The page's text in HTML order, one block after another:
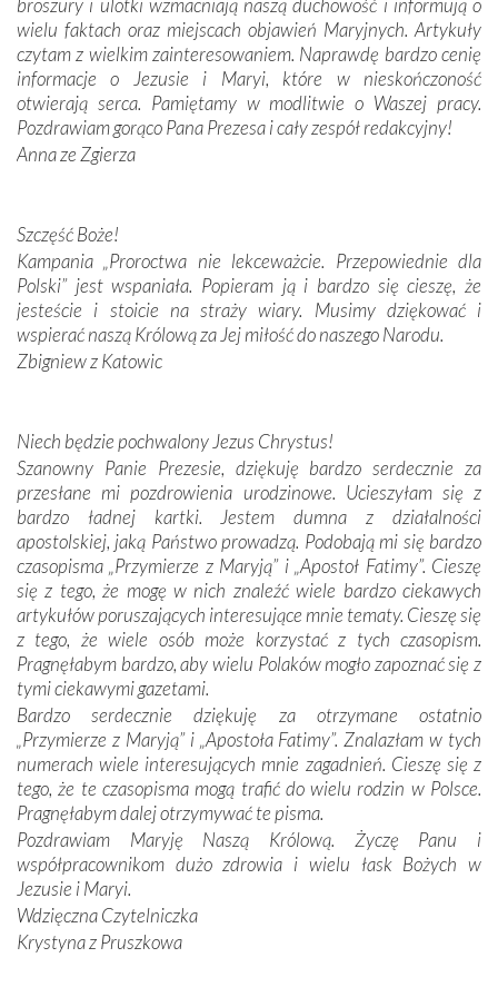
Podążyliśmy też śladami fatimskich wizjonerów – Łucji
dos Santos oraz świętych Hiacynty i Franciszka Marto.
Modliliśmy się przy ich grobach. Odprawiliśmy Drogę
Krzyżową w ich rodzinnych stronach, odwiedziliśmy
domy, w których żyli.
W miejscu objawień Matki Bożej zapaliliśmy świece
Podczas tej kilkudniowej wyprawy na każdym kroku
spotykaliśmy się z serdeczną otwartością
Portugalczyków. Podziwialiśmy ich ludową sztukę i
zwyczaje. Mimo że nasze kraje są od siebie bardzo
oddalone, w żaden sposób nie czuliśmy się obco.
Sprawiła to oczywiście sama Matka Boża, ale też
kulturowa bliskość biorąca swój początek w naszej
mieliśmy okazję przekonać się, że Maryja swoją opieką
otacza nie tylko nasz naród, lecz wszystkie nacje, które
się Jej ufnie oddają, a także każdą osobę, która zawierza
Jej siebie oraz swych bliskich.
Dzieje Portugalii to również historia wierności Bogu i
odstępstw, także w życiu władców. Trudne momenty w
wymiarze tak osobistym, jak i zbiorowym, przypominają o
konieczności ciągłego zabiegania o własną duszę i o łaskę
Opatrzności. Wierność przynosi pomyślność –
przynajmniej w życiu duchowym. Odstępstwo owocuje
nieszczęściem i śmiercią. Te uniwersalne prawdy
przychodziły na myśl, gdy słuchaliśmy opowieści
przewodników o portugalskich monarchach i wodzach,
zwycięskich bitwach i nieszczęśliwych losach grzesznych
kochanków.
Byli tym razem pośród Apostołów Fatimy reprezentanci
każdego spośród żyjących pokoleń. Najmłodszy uczestnik
liczył sobie 13 lat, zaś senior, pan Zdzisław – już 94.
Całe życie marzyłem, by tu przyjechać
wielu faktach oraz miejscach objawień Maryjnych. Artykuły
czytam z wielkim zainteresowaniem. Naprawdę bardzo cenię
informacje o Jezusie i Maryi, które w nieskończoność
otwierają serca. Pamiętamy w modlitwie o Waszej pracy.
Pozdrawiam gorąco Pana Prezesa i cały zespół redakcyjny!
Anna ze Zgierza
Szczęść Boże!
Kampania „Proroctwa nie lekceważcie. Przepowiednie dla
Polski” jest wspaniała. Popieram ją i bardzo się cieszę, że
jesteście i stoicie na straży wiary. Musimy dziękować i
wspierać naszą Królową za Jej miłość do naszego Narodu.
Zbigniew z Katowic
Niech będzie pochwalony Jezus Chrystus!
Szanowny Panie Prezesie, dziękuję bardzo serdecznie za
przesłane mi pozdrowienia urodzinowe. Ucieszyłam się z
bardzo ładnej kartki. Jestem dumna z działalności
apostolskiej, jaką Państwo prowadzą. Podobają mi się bardzo
czasopisma „Przymierze z Maryją” i „Apostoł Fatimy”. Cieszę
się z tego, że mogę w nich znaleźć wiele bardzo ciekawych
artykułów poruszających interesujące mnie tematy. Cieszę się
z tego, że wiele osób może korzystać z tych czasopism.
Pragnęłabym bardzo, aby wielu Polaków mogło zapoznać się z
tymi ciekawymi gazetami.
Bardzo serdecznie dziękuję za otrzymane ostatnio
„Przymierze z Maryją” i „Apostoła Fatimy”. Znalazłam w tych
numerach wiele interesujących mnie zagadnień. Cieszę się z
tego, że te czasopisma mogą trafić do wielu rodzin w Polsce.
Pragnęłabym dalej otrzymywać te pisma.
Pozdrawiam Maryję Naszą Królową. Życzę Panu i
współpracownikom dużo zdrowia i wielu łask Bożych w
Jezusie i Maryi.
Wdzięczna Czytelniczka
Krystyna z Pruszkowa